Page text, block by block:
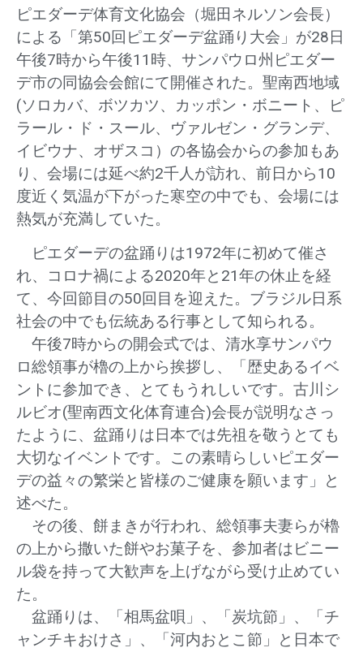
ピエダーデ体育文化協会（堀田ネルソン会長）
による「第50回ピエダーデ盆踊り大会」が28日
午後7時から午後11時、サンパウロ州ピエダー
デ市の同協会会館にて開催された。聖南西地域
(ソロカバ、ボツカツ、カッポン・ボニート、ピ
ラール・ド・スール、ヴァルゼン・グランデ、
イビウナ、オザスコ）の各協会からの参加もあ
り、会場には延べ約2千人が訪れ、前日から10
度近く気温が下がった寒空の中でも、会場には
熱気が充満していた。
ピエダーデの盆踊りは1972年に初めて催さ
れ、コロナ禍による2020年と21年の休止を経
て、今回節目の50回目を迎えた。ブラジル日系
社会の中でも伝統ある行事として知られる。
午後7時からの開会式では、清水享サンパウ
ロ総領事が櫓の上から挨拶し、「歴史あるイベ
ントに参加でき、とてもうれしいです。古川シ
ルビオ(聖南西文化体育連合)会長が説明なさっ
たように、盆踊りは日本では先祖を敬うとても
大切なイベントです。この素晴らしいピエダー
デの益々の繁栄と皆様のご健康を願います」と
述べた。
その後、餅まきが行われ、総領事夫妻らが櫓
の上から撒いた餅やお菓子を、参加者はビニー
ル袋を持って大歓声を上げながら受け止めてい
た。
盆踊りは、「相馬盆唄」、「炭坑節」、「チ
ャンチキおけさ」、「河内おとこ節」と日本で